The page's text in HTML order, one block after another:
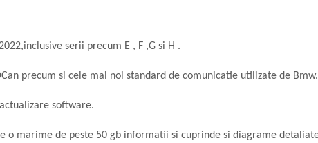
serii precum E , F ,G si H .
precum si cele mai noi standard de comunicatie utilizate de Bmw.
software.
o marime de peste 50 gb informatii si cuprinde si diagrame